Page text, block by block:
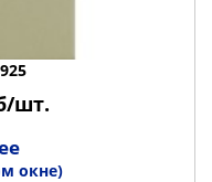
шт.
окне)